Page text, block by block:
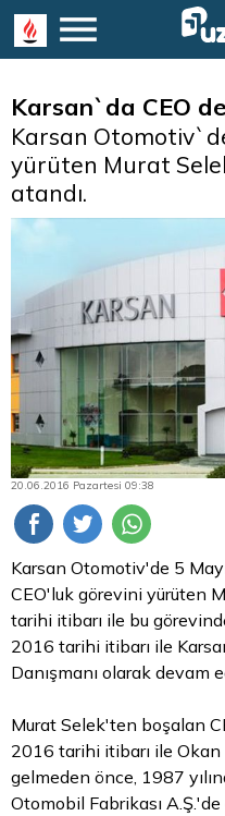
Karsan`da CEO
Karsan
yürüten Murat
atandı.
20.06.2016 Pazartesi 09:38
Karsan Otomotiv'de 5
CEO'luk görevini yürüten
tarihi itibarı ile bu
2016 tarihi itibarı ile
Danışmanı olarak devam
Murat Selek'ten boşalan
2016 tarihi itibarı ile Okan
gelmeden önce, 1987
Otomobil Fabrikası